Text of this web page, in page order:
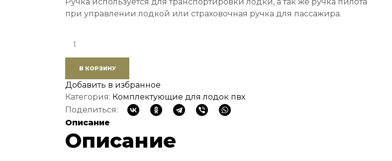
Ручка используется для транспортировки лодки, а так же ручка пилота
при управлении лодкой или страховочная ручка для пассажира.
В КОРЗИНУ
Добавить в избранное
Категория: Комплектующие для лодок пвх
Поделиться:
Описание
Описание